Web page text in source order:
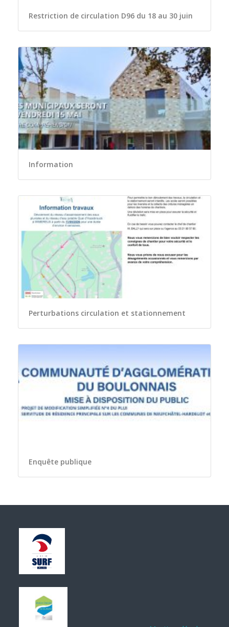
Restriction de circulation D96 du 18 au 30 juin
Information
Perturbations circulation et stationnement
Enquête publique